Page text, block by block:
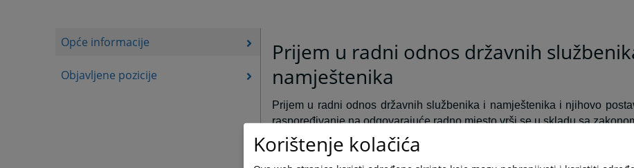
Opće informacije
Objavljene pozicije
Prijem u radni odnos državnih
namještenika
Prijem u radni odnos državnih službenika i namještenika i njihovo
raspoređivanje na odgovarajuće radno mjesto vrši se u skladu sa
U odnosu na prava i dužnosti državnih službenika primjenjuju se sljedeći
Korištenje kolačića